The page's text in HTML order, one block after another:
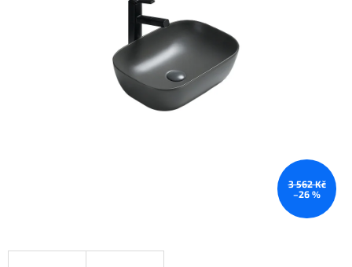
3 562 Kč
–26 %